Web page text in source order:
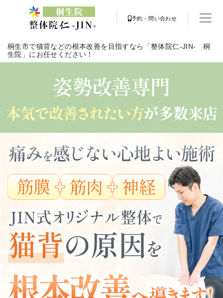
予約・問い合わせ
桐生市で猫背などの根本改善を目指すなら「整体院仁-JIN- 桐
生院」にお任せください！